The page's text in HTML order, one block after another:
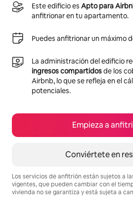
Este edificio es Apto para
anfitrionar en tu apartamento.
Puedes anfitrionar un máximo
La administración del edificio
ingresos compartidosde los
Airbnb, lo que se refleja en el
potenciales.
Empieza a
Conviértete en
Los servicios de anfitrión están sujetos a
vigentes, que pueden cambiar con el
vivienda no se garantiza y está sujeta a